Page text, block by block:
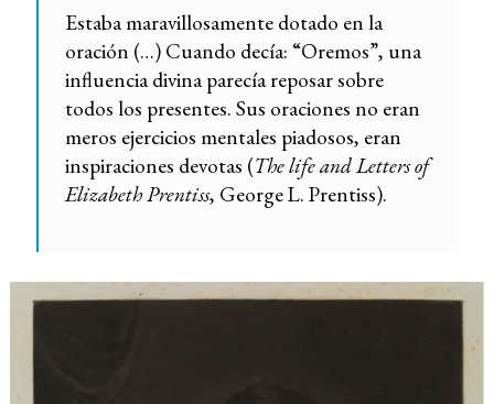
Estaba maravillosamente dotado en la
oración (…) Cuando decía: “Oremos”, una
influencia divina parecía reposar sobre
todos los presentes. Sus oraciones no eran
meros ejercicios mentales piadosos, eran
inspiraciones devotas (The life and Letters of
Elizabeth Prentiss, George L. Prentiss).